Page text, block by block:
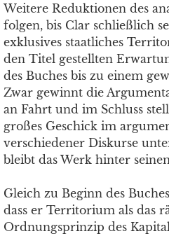
Weitere Reduktionen des
folgen, bis Clar schließlich
exklusives staatliches
den Titel gestellten
des Buches bis zu einem
Zwar gewinnt die
an Fahrt und im Schluss
großes Geschick im
verschiedener Diskurse
bleibt das Werk hinter
Gleich zu Beginn des
dass er Territorium als das
Ordnungsprinzip des